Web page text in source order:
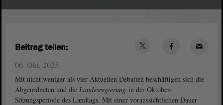
06. Okt. 2025
Mit nicht weniger als vier Aktuellen Debatten beschäftigen sich die
Abgeordneten und die Landesregierung in der Oktober-
Sitzungsperiode des Landtags. Mit einer voraussichtlichen Dauer
Beitrag teilen: